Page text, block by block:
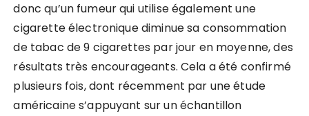
donc qu’un fumeur qui utilise également une
cigarette électronique diminue sa consommation
de tabac de 9 cigarettes par jour en moyenne, des
résultats très encourageants. Cela a été confirmé
plusieurs fois, dont récemment par une étude
américaine s’appuyant sur un échantillon